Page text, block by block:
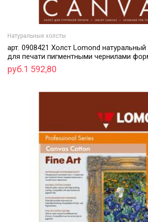
Натуральные холсты
арт. 0908421 Холст Lomond
для печати пигментными чернилами
руб.1 592,80